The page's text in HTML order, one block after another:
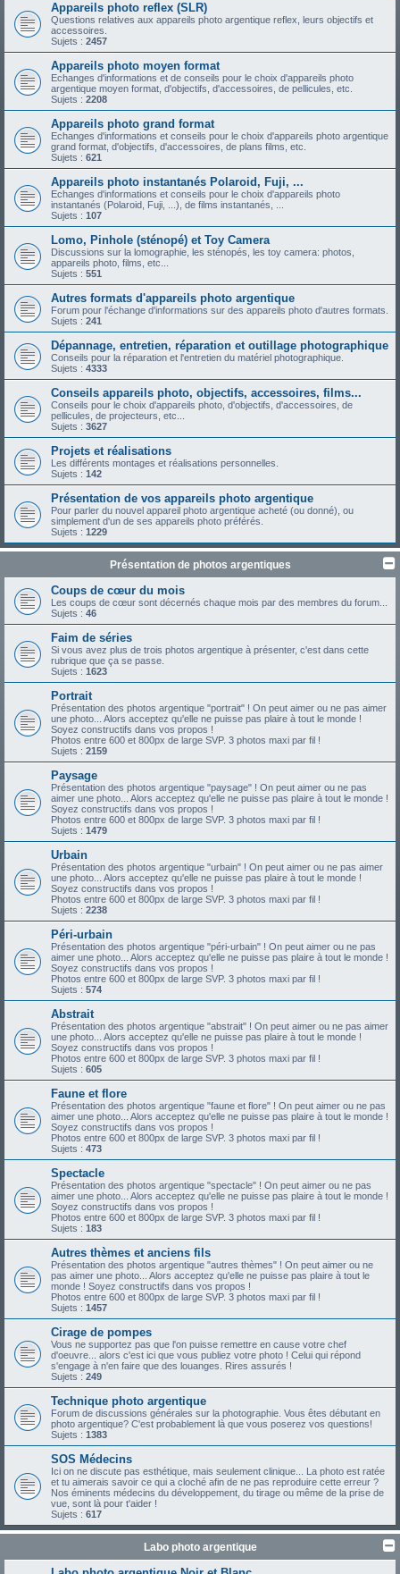
Appareils photo reflex (SLR)
Questions relatives aux appareils photo argentique reflex, leurs objectifs et
accessoires.
Sujets : 2457
Appareils photo moyen format
Echanges d'informations et de conseils pour le choix d'appareils photo
argentique moyen format, d'objectifs, d'accessoires, de pellicules, etc.
Sujets : 2208
Appareils photo grand format
Echanges d'informations et conseils pour le choix d'appareils photo argentique
grand format, d'objectifs, d'accessoires, de plans films, etc.
Sujets : 621
Appareils photo instantanés Polaroid, Fuji, ...
Echanges d'informations et conseils pour le choix d'appareils photo
instantanés (Polaroid, Fuji, ...), de films instantanés, ...
Sujets : 107
Lomo, Pinhole (sténopé) et Toy Camera
Discussions sur la lomographie, les sténopés, les toy camera: photos,
appareils photo, films, etc...
Sujets : 551
Autres formats d'appareils photo argentique
Forum pour l'échange d'informations sur des appareils photo d'autres formats.
Sujets : 241
Dépannage, entretien, réparation et outillage photographique
Conseils pour la réparation et l'entretien du matériel photographique.
Sujets : 4333
Conseils appareils photo, objectifs, accessoires, films...
Conseils pour le choix d'appareils photo, d'objectifs, d'accessoires, de
pellicules, de projecteurs, etc...
Sujets : 3627
Projets et réalisations
Les différents montages et réalisations personnelles.
Sujets : 142
Présentation de vos appareils photo argentique
Pour parler du nouvel appareil photo argentique acheté (ou donné), ou
simplement d'un de ses appareils photo préférés.
Sujets : 1229
Présentation de photos argentiques
Coups de cœur du mois
Les coups de cœur sont décernés chaque mois par des membres du forum...
Sujets : 46
Faim de séries
Si vous avez plus de trois photos argentique à présenter, c'est dans cette
rubrique que ça se passe.
Sujets : 1623
Portrait
Présentation des photos argentique "portrait" ! On peut aimer ou ne pas aimer
une photo... Alors acceptez qu'elle ne puisse pas plaire à tout le monde !
Soyez constructifs dans vos propos !
Photos entre 600 et 800px de large SVP. 3 photos maxi par fil !
Sujets : 2159
Paysage
Présentation des photos argentique "paysage" ! On peut aimer ou ne pas
aimer une photo... Alors acceptez qu'elle ne puisse pas plaire à tout le monde !
Soyez constructifs dans vos propos !
Photos entre 600 et 800px de large SVP. 3 photos maxi par fil !
Sujets : 1479
Urbain
Présentation des photos argentique "urbain" ! On peut aimer ou ne pas aimer
une photo... Alors acceptez qu'elle ne puisse pas plaire à tout le monde !
Soyez constructifs dans vos propos !
Photos entre 600 et 800px de large SVP. 3 photos maxi par fil !
Sujets : 2238
Péri-urbain
Présentation des photos argentique "péri-urbain" ! On peut aimer ou ne pas
aimer une photo... Alors acceptez qu'elle ne puisse pas plaire à tout le monde !
Soyez constructifs dans vos propos !
Photos entre 600 et 800px de large SVP. 3 photos maxi par fil !
Sujets : 574
Abstrait
Présentation des photos argentique "abstrait" ! On peut aimer ou ne pas aimer
une photo... Alors acceptez qu'elle ne puisse pas plaire à tout le monde !
Soyez constructifs dans vos propos !
Photos entre 600 et 800px de large SVP. 3 photos maxi par fil !
Sujets : 605
Faune et flore
Présentation des photos argentique "faune et flore" ! On peut aimer ou ne pas
aimer une photo... Alors acceptez qu'elle ne puisse pas plaire à tout le monde !
Soyez constructifs dans vos propos !
Photos entre 600 et 800px de large SVP. 3 photos maxi par fil !
Sujets : 473
Spectacle
Présentation des photos argentique "spectacle" ! On peut aimer ou ne pas
aimer une photo... Alors acceptez qu'elle ne puisse pas plaire à tout le monde !
Soyez constructifs dans vos propos !
Photos entre 600 et 800px de large SVP. 3 photos maxi par fil !
Sujets : 183
Autres thèmes et anciens fils
Présentation des photos argentique "autres thèmes" ! On peut aimer ou ne
pas aimer une photo... Alors acceptez qu'elle ne puisse pas plaire à tout le
monde ! Soyez constructifs dans vos propos !
Photos entre 600 et 800px de large SVP. 3 photos maxi par fil !
Sujets : 1457
Cirage de pompes
Vous ne supportez pas que l'on puisse remettre en cause votre chef
d'oeuvre... alors c'est ici que vous publiez votre photo ! Celui qui répond
s'engage à n'en faire que des louanges. Rires assurés !
Sujets : 249
Technique photo argentique
Forum de discussions générales sur la photographie. Vous êtes débutant en
photo argentique? C'est probablement là que vous poserez vos questions!
Sujets : 1383
SOS Médecins
Ici on ne discute pas esthétique, mais seulement clinique... La photo est ratée
et tu aimerais savoir ce qui a cloché afin de ne pas reproduire cette erreur ?
Nos éminents médecins du développement, du tirage ou même de la prise de
vue, sont là pour t'aider !
Sujets : 617
Labo photo argentique